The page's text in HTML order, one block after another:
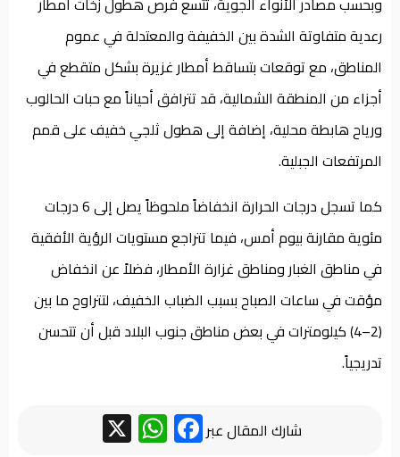
رعدية متفاوتة الشدة بين الخفيفة والمعتدلة في عموم
المناطق، مع توقعات بتساقط أمطار غزيرة بشكل متقطع في
أجزاء من المنطقة الشمالية، قد تترافق أحياناً مع حبات الحالوب
ورياح هابطة محلية، إضافة إلى هطول ثلجي خفيف على قمم
المرتفعات الجبلية.
كما تسجل درجات الحرارة انخفاضاً ملحوظاً يصل إلى 6 درجات
مئوية مقارنة بيوم أمس، فيما تتراجع مستويات الرؤية الأفقية
في مناطق الغبار ومناطق غزارة الأمطار، فضلاً عن انخفاض
مؤقت في ساعات الصباح بسبب الضباب الخفيف، لتتراوح ما بين
(2–4) كيلومترات في بعض مناطق جنوب البلاد قبل أن تتحسن
تدريجياً.
شارك المقال عبر Facebook
WhatsApp